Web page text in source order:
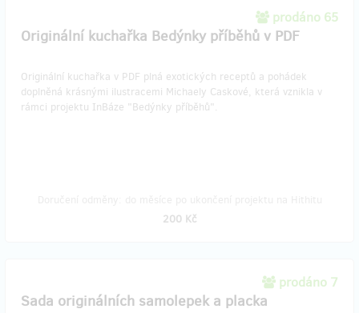
prodáno 65
Originální kuchařka Bedýnky příběhů v PDF
Originální kuchařka v PDF plná exotických receptů a pohádek
doplněná krásnými ilustracemi Michaely Caskové, která vznikla v
rámci projektu InBáze "Bedýnky příběhů".
200 Kč
prodáno 7
Sada originálních samolepek a placka